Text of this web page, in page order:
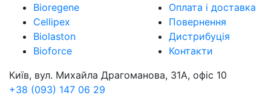
Bioregene
Cellipex
Biolaston
Bioforce
Оплата і доставка
Повернення
Дистрибуція
Контакти
Київ, вул. Михайла Драгоманова, 31А, офіс 10
+38 (093) 147 06 29